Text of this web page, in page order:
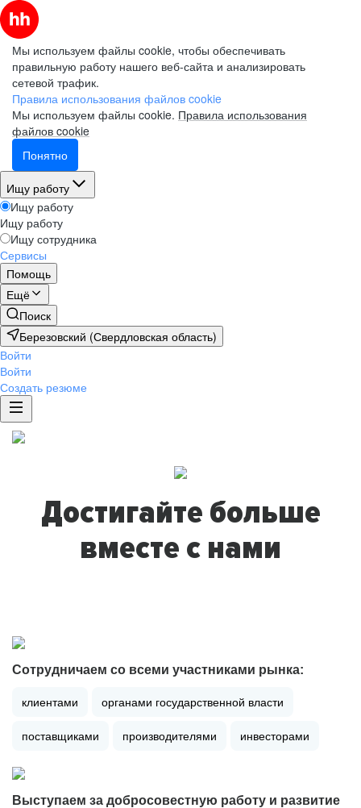
Мы используем файлы cookie, чтобы обеспечивать
правильную работу нашего веб-сайта и анализировать
сетевой трафик.
Правила использования файлов cookie
Мы используем файлы cookie. Правила использования
файлов cookie
Понятно
Ищу работу
Ищу работу
Ищу работу
Ищу сотрудника
Сервисы
Помощь
Ещё
Поиск
Березовский (Свердловская область)
Войти
Войти
Создать резюме
Достигайте больше
вместе с нами
Сотрудничаем со всеми участниками рынка:
клиентами органами государственной власти
поставщиками производителями инвесторами
Выступаем за добросовестную работу и развитие